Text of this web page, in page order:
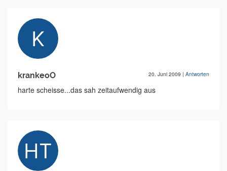
krankeoO 20. Juni 2009 | Antworten
harte scheisse...das sah zeitaufwendig aus